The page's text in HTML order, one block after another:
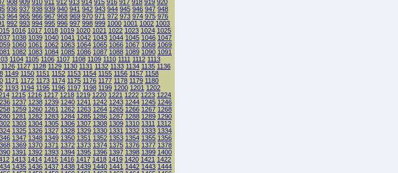
908 909 910 911 912 913 914 915 916 917 918 919 920
936 937 938 939 940 941 942 943 944 945 946 947 948
964 965 966 967 968 969 970 971 972 973 974 975 976
992 993 994 995 996 997 998 999 1000 1001 1002 1003
1016 1017 1018 1019 1020 1021 1022 1023 1024 1025
1038 1039 1040 1041 1042 1043 1044 1045 1046 1047
1060 1061 1062 1063 1064 1065 1066 1067 1068 1069
1082 1083 1084 1085 1086 1087 1088 1089 1090 1091
1104 1105 1106 1107 1108 1109 1110 1111 1112 1113
1126 1127 1128 1129 1130 1131 1132 1133 1134 1135 1136
1149 1150 1151 1152 1153 1154 1155 1156 1157 1158
1171 1172 1173 1174 1175 1176 1177 1178 1179 1180
1193 1194 1195 1196 1197 1198 1199 1200 1201 1202
1215 1216 1217 1218 1219 1220 1221 1222 1223 1224
1237 1238 1239 1240 1241 1242 1243 1244 1245 1246
1259 1260 1261 1262 1263 1264 1265 1266 1267 1268
1281 1282 1283 1284 1285 1286 1287 1288 1289 1290
1303 1304 1305 1306 1307 1308 1309 1310 1311 1312
1325 1326 1327 1328 1329 1330 1331 1332 1333 1334
1347 1348 1349 1350 1351 1352 1353 1354 1355 1356
1369 1370 1371 1372 1373 1374 1375 1376 1377 1378
1391 1392 1393 1394 1395 1396 1397 1398 1399 1400
1413 1414 1415 1416 1417 1418 1419 1420 1421 1422
1435 1436 1437 1438 1439 1440 1441 1442 1443 1444